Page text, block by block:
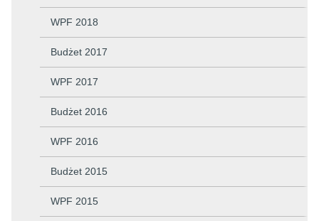
WPF 2018
Budżet 2017
WPF 2017
Budżet 2016
WPF 2016
Budżet 2015
WPF 2015